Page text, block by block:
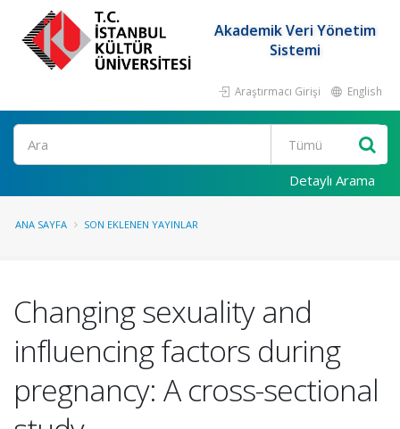
Akademik Veri Yönetim
Sistemi
Araştırmacı Girişi English
Ara
Detaylı Arama
ANA SAYFA SON EKLENEN YAYINLAR
Changing sexuality and
influencing factors during
pregnancy: A cross-sectional